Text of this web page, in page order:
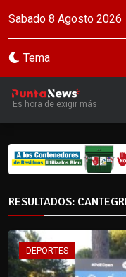
Sabado 8 Agosto 2026
Tema
Es hora de exigir más
RESULTADOS:
DEPORTES